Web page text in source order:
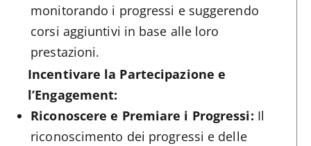
monitorando i progressi e suggerendo
corsi aggiuntivi in base alle loro
prestazioni.
Incentivare la Partecipazione e
l’Engagement:
Riconoscere e Premiare i Progressi: Il
riconoscimento dei progressi e delle